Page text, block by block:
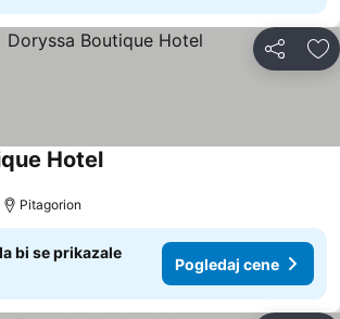
Deli
HotelPogledaj cene
Pitagorion
bi se prikazale
Pogledaj cene